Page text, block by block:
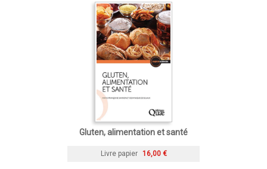
Gluten, alimentation et santé
Livre papier 16,00 €